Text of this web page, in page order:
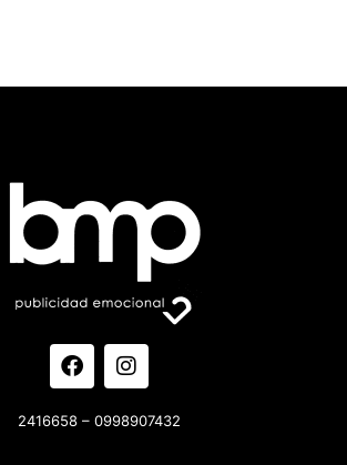
2416658 – 0998907432